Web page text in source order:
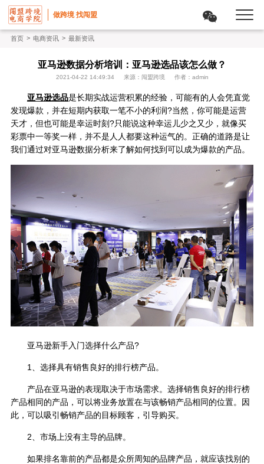
做跨境 找闯盟
首页 > 电商资讯 > 最新资讯
亚马逊数据分析培训：亚马逊选品该怎么做？
2021-04-22 14:49:34 来源：闯盟跨境 作者：admin
亚马逊选品是长期实战运营积累的经验，可能有的人会凭直觉
发现爆款，并在短期内获取一笔不小的利润?当然，你可能是运营
天才，但也可能是幸运时刻?只能说这种幸运儿少之又少，就像买
彩票中一等奖一样，并不是人人都要这种运气的。正确的道路是让
我们通过对亚马逊数据分析来了解如何找到可以成为爆款的产品。
亚马逊新手入门选择什么产品?
1、选择具有销售良好的排行榜产品。
产品在亚马逊的表现取决于市场需求。选择销售良好的排行榜
产品相同的产品，可以将业务放置在与该畅销产品相同的位置。因
此，可以吸引畅销产品的目标顾客，引导购买。
2、市场上没有主导的品牌。
如果排名靠前的产品都是众所周知的品牌产品，就应该找别的